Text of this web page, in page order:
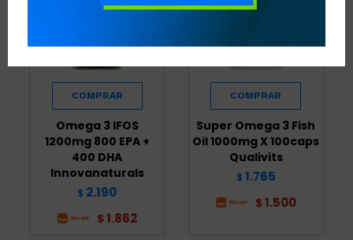
Omega 3 IFOS
1200mg 800 EPA +
400 DHA
Innovanaturals
$ 2.190
$ 1.862
Super Omega 3 Fish
Oil 1000mg X 100caps
Qualivits
$ 1.765
$ 1.500